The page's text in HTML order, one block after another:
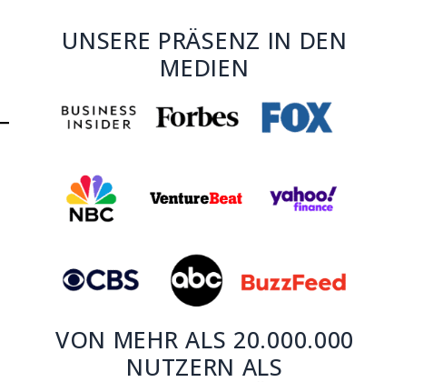
UNSERE PRÄSENZ IN DEN
MEDIEN
VON MEHR ALS 20.000.000
NUTZERN ALS